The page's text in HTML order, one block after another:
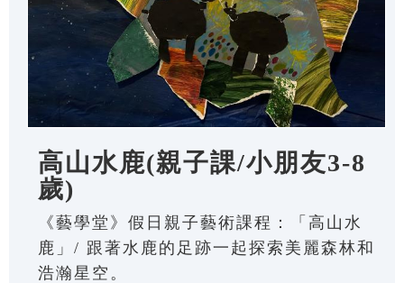
高山水鹿(親子課/小朋友3-8
歲)
《藝學堂》假日親子藝術課程：「高山水
鹿」/ 跟著水鹿的足跡一起探索美麗森林和
浩瀚星空。